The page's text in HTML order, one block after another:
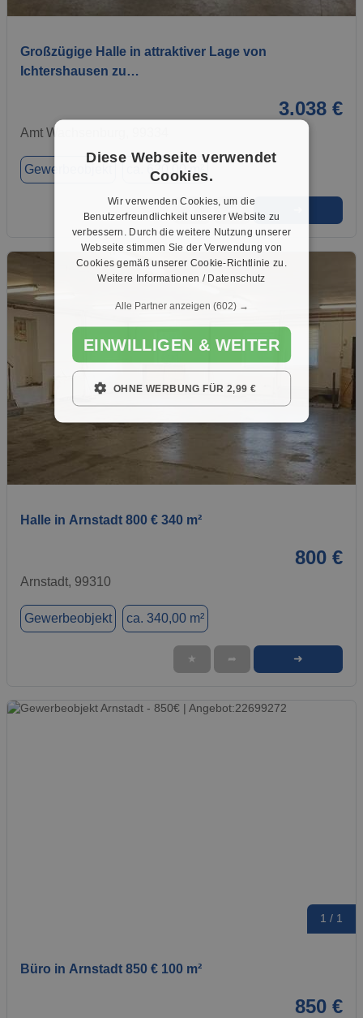
Großzügige Halle in attraktiver Lage von
Ichtershausen zu…
3.038 €
Amt Wachsenburg, 99334
Gewerbeobjekt ca. 620,00 m²
➦
Halle in Arnstadt 800 € 340 m²
800 €
Arnstadt, 99310
Gewerbeobjekt ca. 340,00 m²
★ ➦ ➜
1 / 1
Büro in Arnstadt 850 € 100 m²
850 €
Diese Webseite verwendet
Cookies.
Wir verwenden Cookies, um die
Benutzerfreundlichkeit unserer Website zu
verbessern. Durch die weitere Nutzung unserer
Webseite stimmen Sie der Verwendung von
Cookies gemäß unserer Cookie-Richtlinie zu.
Weitere Informationen / Datenschutz
Alle Partner anzeigen (602) →
EINWILLIGEN & WEITER
OHNE WERBUNG FÜR 2,99 €